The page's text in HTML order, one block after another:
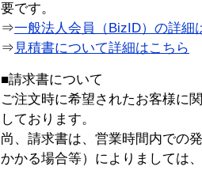
要です。
⇒一般法人会員（BizID）の詳細
⇒ 見積書について詳細はこちら
■請求書について
ご注文時に希望されたお客様に
しております。
尚、請求書は、営業時間内での
かかる場合等）によりましては